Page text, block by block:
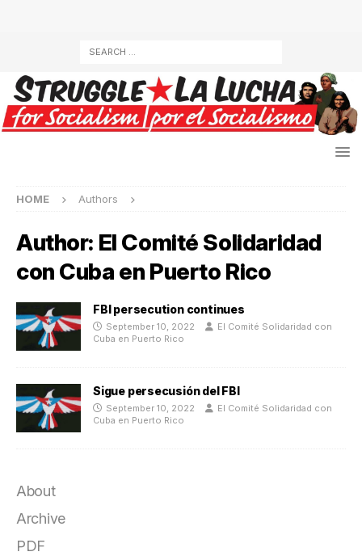
HOME Authors
Author: El Comité Solidaridad
con Cuba en Puerto Rico
FBI persecution continues
September 10, 2022
El Comité Solidaridad con
Cuba en Puerto Rico
Sigue persecusión del FBI
September 10, 2022
El Comité Solidaridad con
Cuba en Puerto Rico
About
Archive
PDF